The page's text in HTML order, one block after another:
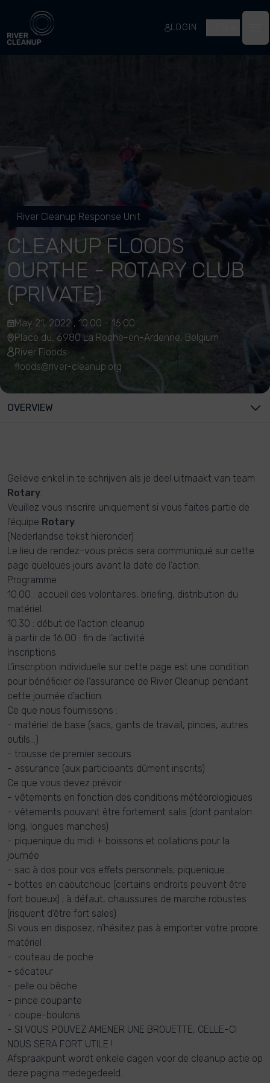
River Cleanup
LOGIN
River Cleanup Response Unit
CLEANUP FLOODS
OURTHE - ROTARY CLUB
(PRIVATE)
May 21, 2022 , 10:00 - 16:00
Place du, 6980 La Roche-en-Ardenne, Belgium
River Floods
floods@river-cleanup.org
OVERVIEW
Gelieve enkel in te schrijven als je deel uitmaakt van team
Rotary.
Veuillez vous inscrire uniquement si vous faites partie de
l'équipe Rotary.
(Nederlandse tekst hieronder)
Le lieu de rendez-vous précis sera communiqué sur cette
page quelques jours avant la date de l’action.
Programme
10.00 : accueil des volontaires, briefing, distribution du
matériel.
10.30 : début de l’action cleanup
à partir de 16.00 : fin de l’activité
Inscriptions
L’inscription individuelle sur cette page est une condition
pour bénéficier de l’assurance de River Cleanup pendant
cette journée d’action.
Ce que nous fournissons :
- matériel de base (sacs, gants de travail, pinces, autres
outils…)
- trousse de premier secours
- assurance (aux participants dûment inscrits)
Ce que vous devez prévoir :
- vêtements en fonction des conditions météorologiques
- vêtements pouvant être fortement salis (dont pantalon
long, longues manches)
- piquenique du midi + boissons et collations pour la
journée
- sac à dos pour vos effets personnels, piquenique…
- bottes en caoutchouc (certains endroits peuvent être
fort boueux) ; à défaut, chaussures de marche robustes
(risquent d’être fort sales)
Si vous en disposez, n’hésitez pas à emporter votre propre
matériel :
- couteau de poche
- sécateur
- pelle ou bêche
- pince coupante
- coupe-boulons
- SI VOUS POUVEZ AMENER UNE BROUETTE, CELLE-CI
NOUS SERA FORT UTILE !
Afspraakpunt wordt enkele dagen voor de cleanup actie op
deze pagina medegedeeld.